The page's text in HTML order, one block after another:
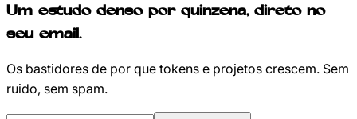
Um estudo denso por quinzena, direto no
seu email.
Os bastidores de por que tokens e projetos crescem. Sem
ruido, sem spam.